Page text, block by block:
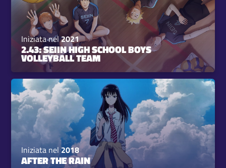
Iniziata nel2021
2.43: SEIIN HIGH SCHOOL BOYS
VOLLEYBALL TEAM
Iniziata nel2018
AFTER THE RAIN